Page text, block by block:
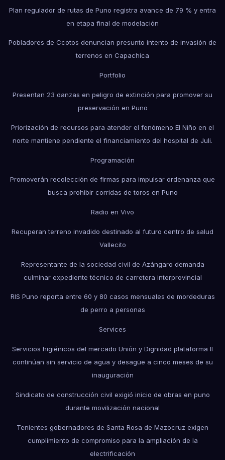
Plan regulador de rutas de Puno registra avance de 79 % y entra
en etapa final de modelación
Pobladores de Ccotos denuncian presunto intento de invasión de
terrenos en Capachica
Portfolio
Presentan 23 danzas en peligro de extinción para promover su
preservación en Puno
Priorización de recursos para atender el fenómeno El Niño en el
norte mantiene pendiente el financiamiento del hospital de Juli.
Programación
Promoverán recolección de firmas para impulsar ordenanza que
busca prohibir corridas de toros en Puno
Radio en Vivo
Recuperan terreno invadido destinado al futuro centro de salud
Vallecito
Representante de la sociedad civil de Azángaro demanda
culminar expediente técnico de carretera interprovincial
RIS Puno reporta entre 60 y 80 casos mensuales de mordeduras
de perro a personas
Services
Servicios higiénicos del mercado Unión y Dignidad plataforma II
continúan sin servicio de agua y desagüe a cinco meses de su
inauguración
Sindicato de construcción civil exigió inicio de obras en puno
durante movilización nacional
Tenientes gobernadores de Santa Rosa de Mazocruz exigen
cumplimiento de compromiso para la ampliación de la
electrificación